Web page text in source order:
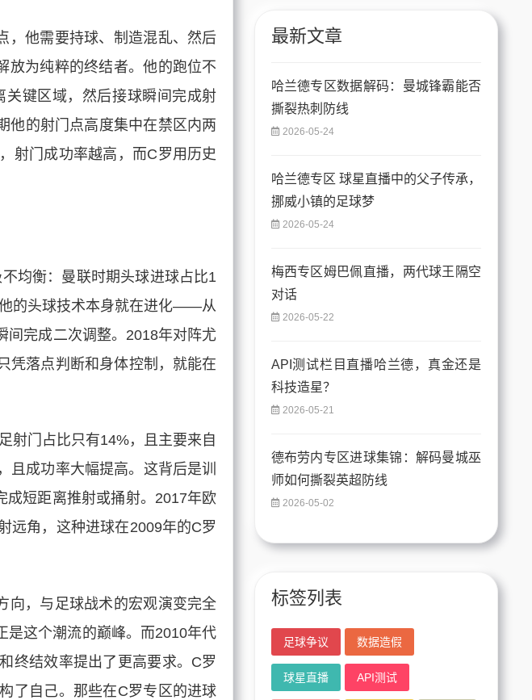
，他需要持球、制造混乱、然后
放为纯粹的终结者。他的跑位不
键区域，然后接球瞬间完成射
他的射门点高度集中在禁区内两
射门成功率越高，而C罗用历史
均衡：曼联时期头球进球占比1
的头球技术本身就在进化——从
间完成二次调整。2018年对阵尤
凭落点判断和身体控制，就能在
射门占比只有14%，且主要来自
且成功率大幅提高。这背后是训
成短距离推射或捅射。2017年欧
远角，这种进球在2009年的C罗
向，与足球战术的宏观演变完全
是这个潮流的巅峰。而2010年代
终结效率提出了更高要求。C罗
了自己。那些在C罗专区的进球
最新文章
哈兰德专区数据解码：曼城锋霸能否
撕裂热刺防线
2026-05-24
哈兰德专区 球星直播中的父子传承，
挪威小镇的足球梦
2026-05-24
梅西专区姆巴佩直播，两代球王隔空
对话
2026-05-22
API测试栏目直播哈兰德，真金还是
科技造星？
2026-05-21
德布劳内专区进球集锦：解码曼城巫
师如何撕裂英超防线
2026-05-02
标签列表
足球争议 数据造假
球星直播 API测试